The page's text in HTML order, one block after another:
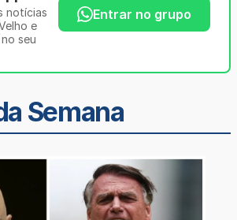
notícias
e
seu
Entrar no grupo
Semana